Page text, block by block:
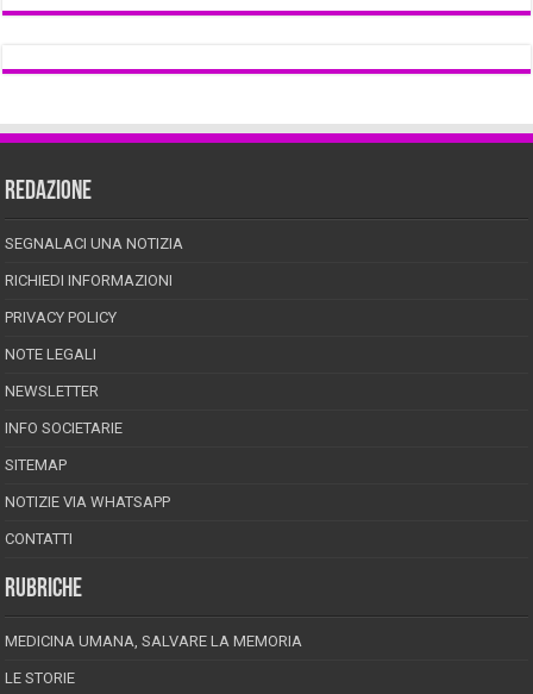
REDAZIONE
SEGNALACI UNA NOTIZIA
RICHIEDI INFORMAZIONI
PRIVACY POLICY
NOTE LEGALI
NEWSLETTER
INFO SOCIETARIE
SITEMAP
NOTIZIE VIA WHATSAPP
CONTATTI
RUBRICHE
MEDICINA UMANA, SALVARE LA MEMORIA
LE STORIE